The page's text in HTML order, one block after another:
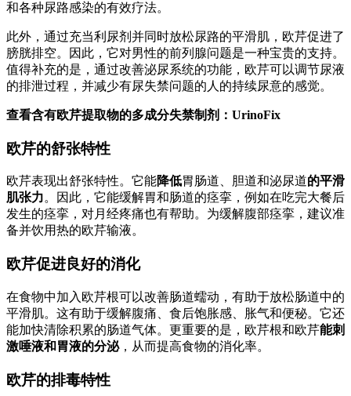
和各种尿路感染的有效疗法。
此外，通过充当利尿剂并同时放松尿路的平滑肌，欧芹促进了
膀胱排空。因此，它对男性的前列腺问题是一种宝贵的支持。
值得补充的是，通过改善泌尿系统的功能，欧芹可以调节尿液
的排泄过程，并减少有尿失禁问题的人的持续尿意的感觉。
查看含有欧芹提取物的多成分失禁制剂：UrinoFix
欧芹的舒张特性
欧芹表现出舒张特性。它能降低胃肠道、胆道和泌尿道的平滑
肌张力。因此，它能缓解胃和肠道的痉挛，例如在吃完大餐后
发生的痉挛，对月经疼痛也有帮助。为缓解腹部痉挛，建议准
备并饮用热的欧芹输液。
欧芹促进良好的消化
在食物中加入欧芹根可以改善肠道蠕动，有助于放松肠道中的
平滑肌。这有助于缓解腹痛、食后饱胀感、胀气和便秘。它还
能加快清除积累的肠道气体。更重要的是，欧芹根和欧芹能刺
激唾液和胃液的分泌，从而提高食物的消化率。
欧芹的排毒特性